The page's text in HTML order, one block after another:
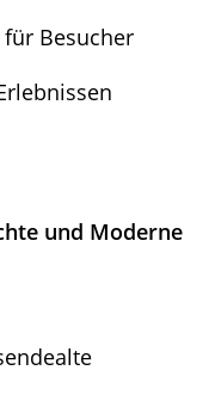
Besucher
und Moderne